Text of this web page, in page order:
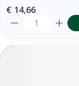
€ 14,66